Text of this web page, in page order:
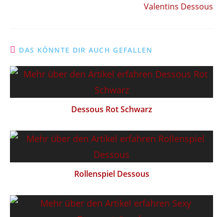
Valentins Dessous
DAS KÖNNTE DIR AUCH GEFALLEN
Dessous Rot Schwarz
Rollenspiel Dessous